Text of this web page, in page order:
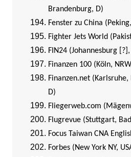
Brandenburg, D)
Fenster zu China
Fighter Jets World
FIN24 (Johannesburg [?],
Finanzen 100 (Köln,
Finanzen.net
D)
Fliegerweb.com
Flugrevue (Stuttgart,
Focus Taiwan CNA
Forbes (New York NY,